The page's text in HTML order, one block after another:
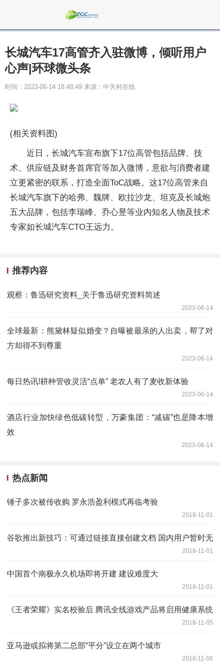
长城汽车17高管齐入驻微博，倾听用户
心声|环球微头条
时间：2023-06-14 18:48:49 来源：中关村在线
(相关资料图)
近日，长城汽车宣布旗下17位高管包括品牌、技
术、供应链及财务首席官等加入微博，意欲与消费者建
立更紧密的联系，打造全面ToC战略。这17位高管来自
长城汽车旗下的哈弗、魏牌、欧拉沙龙、坦克及长城炮
五大品牌，包括李瑞峰、乔心昱等业内知名人物及技术
专家如长城汽车CTO王远力。
推荐内容
观察：鲁迅研究资料_关于鲁迅研究资料简述
2023-06-14
全球最新：熊黛林疑似婚变？自曝被最亲的人出卖，帮了对
方却得不到尊重
2023-06-14
每日热讯!耕种管收灵活“点单” 老农人有了麦收新体验
2023-06-14
酒店行业加快绿色低碳转型，万豪集团：“减碳”也是降本增
效
2023-06-14
热点新闻
锤子多次被传收购 罗永浩盈利模式再临考验
2018-11-01
谷歌推出新技巧：可通过链接直接创建文档 国内用户暂时无
2018-11-01
中国首个南极永久机场即将开建 建设难度大
2018-11-01
《王者荣耀》实名校验后 腾讯全线游戏产品将启用健康系统
2018-11-05
亚马逊或拟将第二总部“平分”设立在两个城市
2018-11-06